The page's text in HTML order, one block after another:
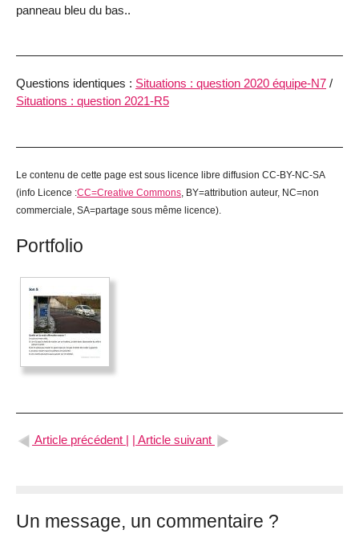
panneau bleu du bas..
Questions identiques : Situations : question 2020 équipe-N7 /
Situations : question 2021-R5
Le contenu de cette page est sous licence libre diffusion CC-BY-NC-SA
(info Licence :CC=Creative Commons, BY=attribution auteur, NC=non
commerciale, SA=partage sous même licence).
Portfolio
Article précédent | | Article suivant
Un message, un commentaire ?